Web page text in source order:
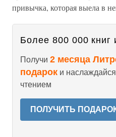
привычка, которая выела в
Более 800 000 книг
Получи 2 месяца
подарок и
чтением
ПОЛУЧИТЬ